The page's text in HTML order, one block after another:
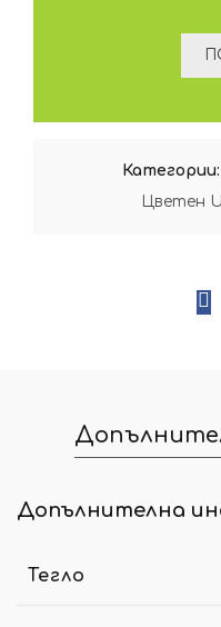
Категории:
Цветен
Допълнителна
Тегло